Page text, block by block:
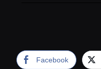
Facebook